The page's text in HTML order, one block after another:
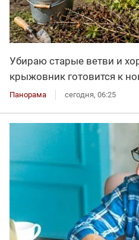
Убираю старые ветви и
крыжовник готовится к
Панорама сегодня, 06:25